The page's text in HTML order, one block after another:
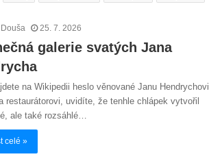
25. 7. 2026
galerie svatých Jana
na Wikipedii heslo věnované Janu Hendrychovi,
restaurátorovi, uvidíte, že tenhle chlápek vytvořil
ale také rozsáhlé…
celé »